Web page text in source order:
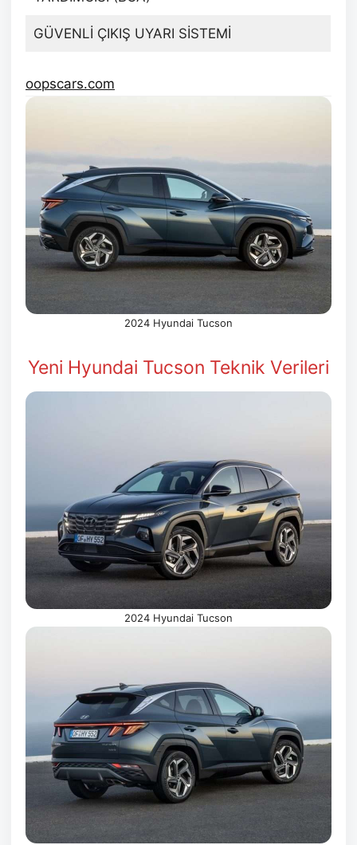
GÜVENLİ ÇIKIŞ UYARI SİSTEMİ
oopscars.com
2024 Hyundai Tucson
Yeni Hyundai Tucson Teknik Verileri
2024 Hyundai Tucson